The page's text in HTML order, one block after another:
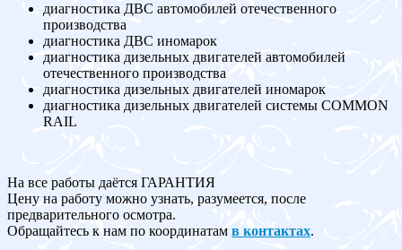
диагностика ДВС автомобилей отечественного
производства
диагностика ДВС иномарок
диагностика дизельных двигателей автомобилей
отечественного производства
диагностика дизельных двигателей иномарок
диагностика дизельных двигателей системы COMMON
RAIL
На все работы даётся ГАРАНТИЯ
Цену на работу можно узнать, разумеется, после
предварительного осмотра.
Обращайтесь к нам по координатам в контактах.